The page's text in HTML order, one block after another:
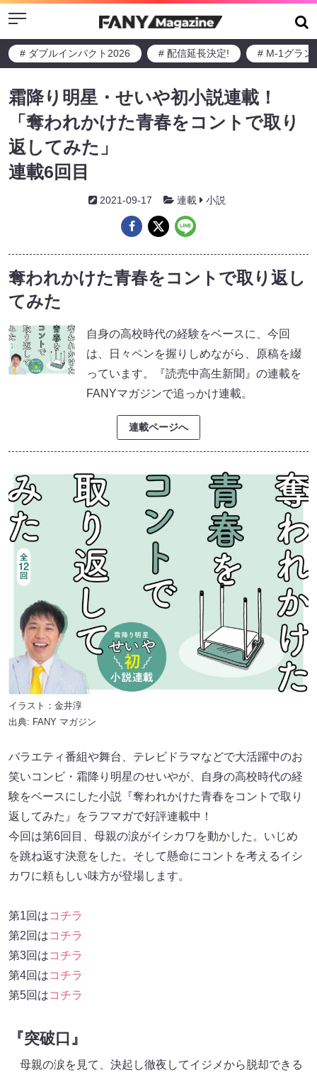
Menu
# ダブルインパクト2026 # 配信延長決定! # M-1グラン
霜降り明星・せいや初小説連載！
「奪われかけた青春をコントで取り
返してみた」
連載6回目
2021-09-17 連載 小説
奪われかけた青春をコントで取り返し
てみた
自身の高校時代の経験をベースに、今回
は、日々ペンを握りしめながら、原稿を綴
っています。『読売中高生新聞』の連載を
FANYマガジンで追っかけ連載。
連載ページへ
イラスト：金井淳
出典: FANY マガジン
バラエティ番組や舞台、テレビドラマなどで大活躍中のお
笑いコンビ・霜降り明星のせいやが、自身の高校時代の経
験をベースにした小説『奪われかけた青春をコントで取り
返してみた』をラフマガで好評連載中！
今回は第6回目、母親の涙がイシカワを動かした。いじめ
を跳ね返す決意をした。そして懸命にコントを考えるイシ
カワに頼もしい味方が登場します。
第1回はコチラ
第2回はコチラ
第3回はコチラ
第4回はコチラ
第5回はコチラ
『突破口』
母親の涙を見て、決起し徹夜してイジメから脱却できる